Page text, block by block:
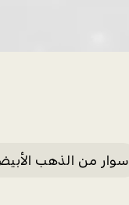
سوار من الذهب